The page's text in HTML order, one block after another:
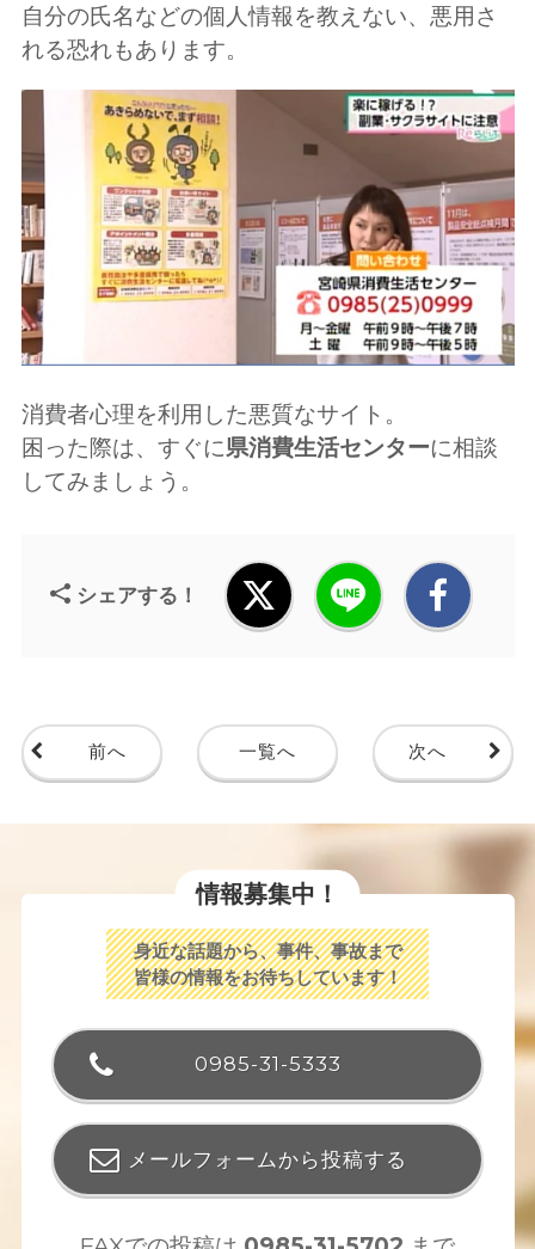
自分の氏名などの個人情報を教えない、悪用さ
れる恐れもあります。
消費者心理を利用した悪質なサイト。
困った際は、すぐに県消費生活センターに相談
してみましょう。
シェアする！
前へ 一覧へ 次へ
情報募集中！
身近な話題から、事件、事故まで
皆様の情報をお待ちしています！
0985-31-5333
メールフォームから投稿する